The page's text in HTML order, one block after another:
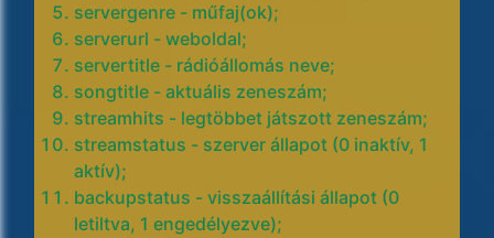
servergenre - műfaj(ok);
serverurl - weboldal;
servertitle - rádióállomás neve;
songtitle - aktuális zeneszám;
streamhits - legtöbbet játszott zeneszám;
streamstatus - szerver állapot (0 inaktív, 1
aktív);
backupstatus - visszaállítási állapot (0
letiltva, 1 engedélyezve);